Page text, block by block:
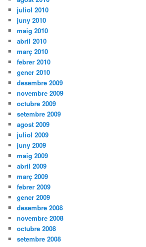
juliol 2010
juny 2010
maig 2010
abril 2010
març 2010
febrer 2010
gener 2010
desembre 2009
novembre 2009
octubre 2009
setembre 2009
agost 2009
juliol 2009
juny 2009
maig 2009
abril 2009
març 2009
febrer 2009
gener 2009
desembre 2008
novembre 2008
octubre 2008
setembre 2008